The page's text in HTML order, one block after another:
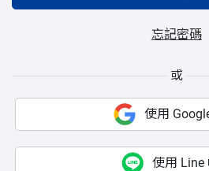
忘記密碼
或
使用
使用 Line